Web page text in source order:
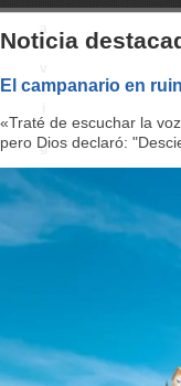
a
g
a
ti
Noticia
El campanario en
«Traté de escuchar la
pero Dios declaró: